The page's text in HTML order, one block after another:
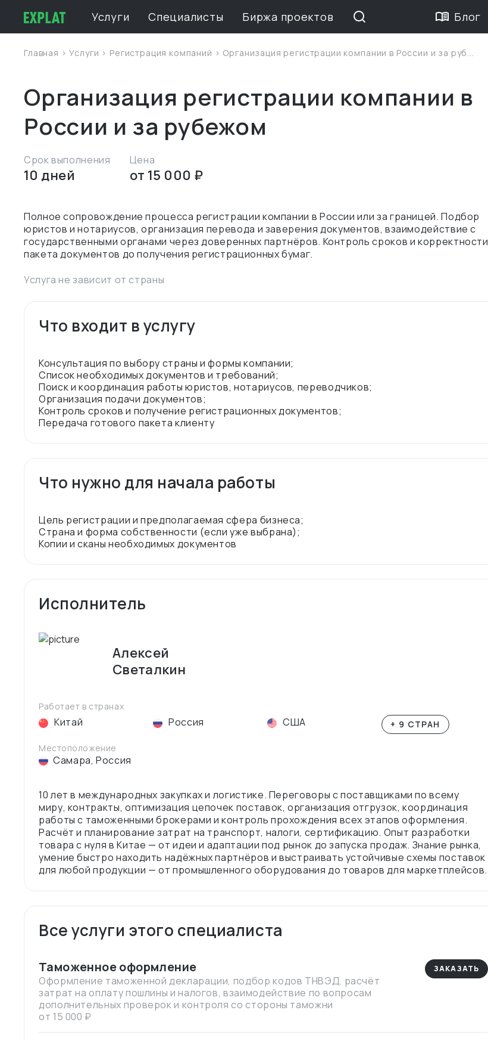
Услуги Специалисты Биржа проектов Блог
Главная >Услуги > Регистрация компаний > Организация регистрации компании в России и за руб...
Организация регистрации компании в
России и за рубежом
Срок выполнения
10 дней
Цена
от 15 000 ₽
Полное сопровождение процесса регистрации компании в России или за границей. Подбор
юристов и нотариусов, организация перевода и заверения документов, взаимодействие с
государственными органами через доверенных партнёров. Контроль сроков и корректности
Услуга не зависит от страны
Что входит в услугу
Консультация по выбору страны и формы компании;
Список необходимых документов и требований;
Поиск и координация работы юристов, нотариусов, переводчиков;
Организация подачи документов;
Контроль сроков и получение регистрационных документов;
Что нужно для начала работы
Цель регистрации и предполагаемая сфера бизнеса;
Страна и форма собственности (если уже выбрана);
Исполнитель
Алексей
Светалкин
Работает в странах
Китай Россия США + 9 СТРАН
Местоположение
Самара,Россия
10 лет в международных закупках и логистике. Переговоры с поставщиками по всему
миру, контракты, оптимизация цепочек поставок, организация отгрузок, координация
работы с таможенными брокерами и контроль прохождения всех этапов оформления.
Расчёт и планирование затрат на транспорт, налоги, сертификацию. Опыт разработки
товара с нуля в Китае — от идеи и адаптации под рынок до запуска продаж. Знание рынка,
умение быстро находить надёжных партнёров и выстраивать устойчивые схемы поставок
Все услуги этого специалиста
Таможенное оформление
Оформление таможенной декларации, подбор кодов ТНВЭД, расчёт
затрат на оплату пошлины и налогов, взаимодействие по вопросам
дополнительных проверок и контроля со стороны таможни
от 15 000 ₽
ЗАКАЗАТЬ